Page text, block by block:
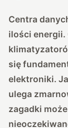
Centra
ilości energii.
się
elektroniki.
ulega
zagadki